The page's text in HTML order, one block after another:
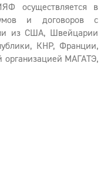
осуществляется в
и договоров c
из США, Швейцарии
КНР, Франции,
организацией МАГАТЭ,